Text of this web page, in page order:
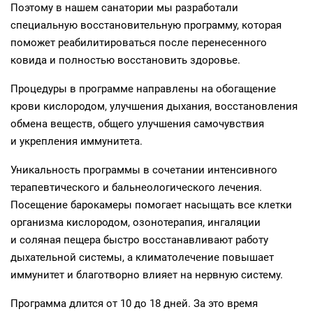
Поэтому в нашем санатории мы разработали
специальную восстановительную программу, которая
поможет реабилитироваться после перенесенного
ковида и полностью восстановить здоровье.
Процедуры в программе направлены на обогащение
крови кислородом, улучшения дыхания, восстановления
обмена веществ, общего улучшения самочувствия
и укрепления иммунитета.
Уникальность программы в сочетании интенсивного
терапевтического и бальнеологического лечения.
Посещение барокамеры помогает насыщать все клетки
организма кислородом, озонотерапия, ингаляции
и соляная пещера быстро восстанавливают работу
дыхательной системы, а климатолечение повышает
иммунитет и благотворно влияет на нервную систему.
Программа длится от 10 до 18 дней. За это время